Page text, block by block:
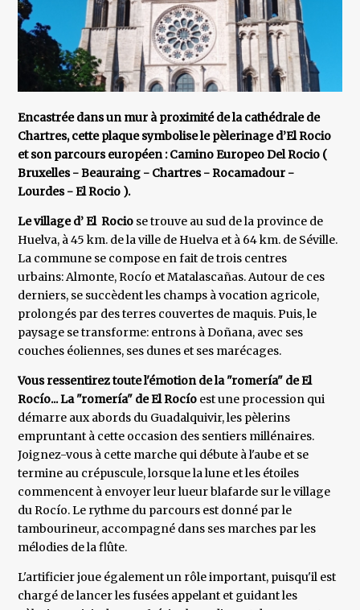
Encastrée dans un mur à proximité de la cathédrale de
Chartres, cette plaque symbolise le pèlerinage d’El Rocio
et son parcours européen : Camino Europeo Del Rocio (
Bruxelles - Beauraing - Chartres - Rocamadour -
Lourdes - El Rocio ).
Le village d’ El Rocio se trouve au sud de la province de
Huelva, à 45 km. de la ville de Huelva et à 64 km. de Séville.
La commune se compose en fait de trois centres
urbains: Almonte, Rocío et Matalascañas. Autour de ces
derniers, se succèdent les champs à vocation agricole,
prolongés par des terres couvertes de maquis. Puis, le
paysage se transforme: entrons à Doñana, avec ses
couches éoliennes, ses dunes et ses marécages.
Vous ressentirez toute l'émotion de la "romería" de El
Rocío... La "romería" de El Rocío est une procession qui
démarre aux abords du Guadalquivir, les pèlerins
empruntant à cette occasion des sentiers millénaires.
Joignez-vous à cette marche qui débute à l'aube et se
termine au crépuscule, lorsque la lune et les étoiles
commencent à envoyer leur lueur blafarde sur le village
du Rocío. Le rythme du parcours est donné par le
tambourineur, accompagné dans ses marches par les
mélodies de la flûte.
L'artificier joue également un rôle important, puisqu'il est
chargé de lancer les fusées appelant et guidant les